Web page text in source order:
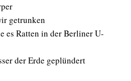
getrunken
es Ratten in der Berliner U-
der Erde geplündert